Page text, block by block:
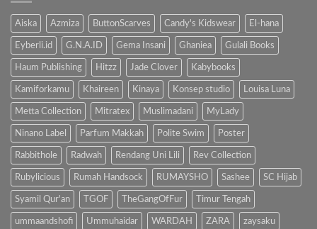
Anak
Aiska Azmiza ButtonScarves Candy's Kidswear El-hana
Eyberli.id G.N.A.ID Gema Insani Ghaniea Gulali Books
Haum Publishing Hitzz Jade Clover Kabybooks
Kamiforkamu Khaireen Kinaya Konsep studio Louisa Luna
Metta Collection Mitratex Muslimadani MyLady
Ninano Label Parfum Makkah Polite Swim Poster
Rabbithole Radwah Rendang Uni Lili Rev Collection
Rubylicious Rumah Handsock RUMAYSHO Sashee SC Hijab
Syamil Qur'an TGOF TheGangOfFur Timur Tengah
ummaandshofi Ummuhaidar WARDAH ZARA zaysaku